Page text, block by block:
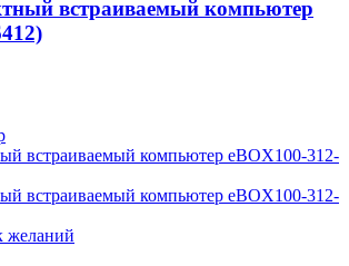
встраиваемый компьютер
желаний